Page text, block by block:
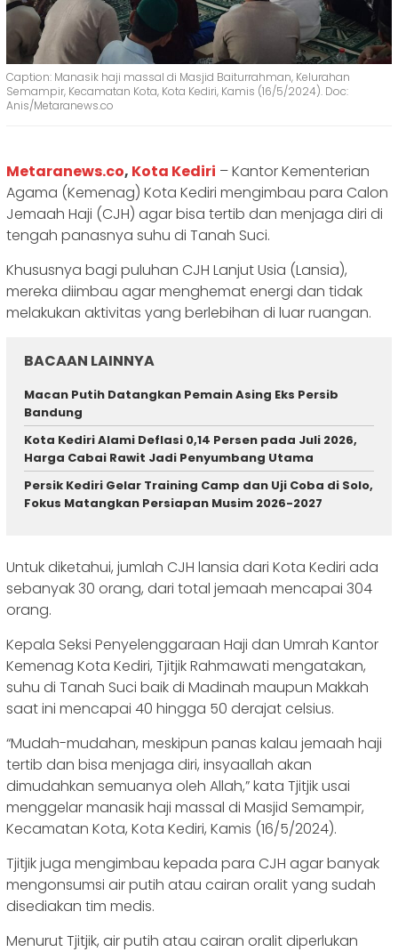
Caption: Manasik haji massal di Masjid Baiturrahman, Kelurahan
Semampir, Kecamatan Kota, Kota Kediri, Kamis (16/5/2024). Doc:
Anis/Metaranews.co
Metaranews.co, Kota Kediri – Kantor Kementerian
Agama (Kemenag) Kota Kediri mengimbau para Calon
Jemaah Haji (CJH) agar bisa tertib dan menjaga diri di
tengah panasnya suhu di Tanah Suci.
Khususnya bagi puluhan CJH Lanjut Usia (Lansia),
mereka diimbau agar menghemat energi dan tidak
melakukan aktivitas yang berlebihan di luar ruangan.
BACAAN LAINNYA
Macan Putih Datangkan Pemain Asing Eks Persib
Bandung
Kota Kediri Alami Deflasi 0,14 Persen pada Juli 2026,
Harga Cabai Rawit Jadi Penyumbang Utama
Persik Kediri Gelar Training Camp dan Uji Coba di Solo,
Fokus Matangkan Persiapan Musim 2026-2027
Untuk diketahui, jumlah CJH lansia dari Kota Kediri ada
sebanyak 30 orang, dari total jemaah mencapai 304
orang.
Kepala Seksi Penyelenggaraan Haji dan Umrah Kantor
Kemenag Kota Kediri, Tjitjik Rahmawati mengatakan,
suhu di Tanah Suci baik di Madinah maupun Makkah
saat ini mencapai 40 hingga 50 derajat celsius.
“Mudah-mudahan, meskipun panas kalau jemaah haji
tertib dan bisa menjaga diri, insyaallah akan
dimudahkan semuanya oleh Allah,” kata Tjitjik usai
menggelar manasik haji massal di Masjid Semampir,
Kecamatan Kota, Kota Kediri, Kamis (16/5/2024).
Tjitjik juga mengimbau kepada para CJH agar banyak
mengonsumsi air putih atau cairan oralit yang sudah
disediakan tim medis.
Menurut Tjitjik, air putih atau cairan oralit diperlukan